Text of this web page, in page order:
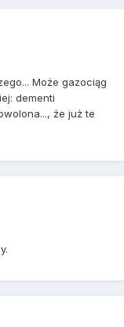
Może gazociąg
dementi
że już te